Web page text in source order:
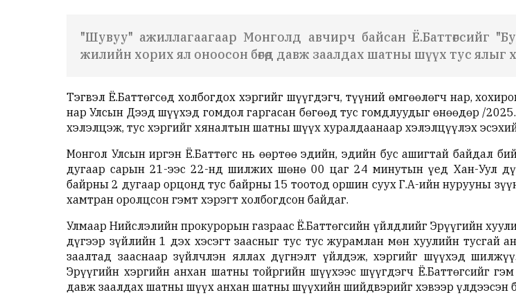
"Шувуу" ажиллагаагаар Монголд авчирч байсан Ё.Баттөгсийг
жилийн хорих ял оноосон бөгөөд давж заалдах шатны шүүх тус ялыг
Тэгвэл Ё.Баттөгсөд холбогдох хэргийг шүүгдэгч, түүний өмгөөлөгч нар,
нар Улсын Дээд шүүхэд гомдол гаргасан бөгөөд тус гомдлуудыг өнөөдөр /
хэлэлцэж, тус хэргийг хяналтын шатны шүүх хуралдаанаар хэлэлцүүлэх
Монгол Улсын иргэн Ё.Баттөгс нь өөртөө эдийн, эдийн бус ашигтай байдал
дугаар сарын 21-ээс 22-нд шилжих шөнө 00 цаг 24 минутын үед Хан-Уул
байрны 2 дугаар орцонд тус байрны 15 тоотод оршин суух Г.А-ийн нурууны
хамтран оролцсон гэмт хэрэгт холбогдсон байдаг.
Улмаар Нийслэлийн прокурорын газраас Ё.Баттөгсийн үйлдлийг Эрүүгийн
дүгээр зүйлийн 1 дэх хэсэгт заасныг тус тус журамлан мөн хуулийн тусгай
заалтад зааснаар зүйлчлэн яллах дүгнэлт үйлдэж, хэргийг шүүхэд
Эрүүгийн хэргийн анхан шатны тойргийн шүүхээс шүүгдэгч Ё.Баттөгсийг
давж заалдах шатны шүүх анхан шатны шүүхийн шийдвэрийг хэвээр үлдээсэн